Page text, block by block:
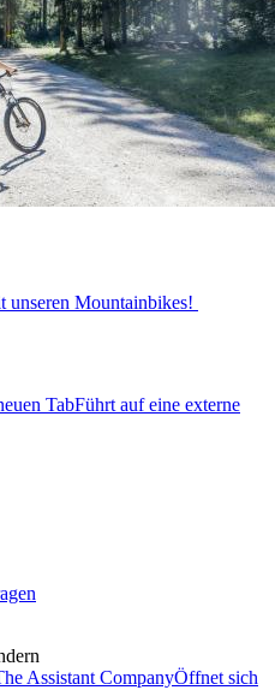
unseren Mountainbikes!
TabFührt auf eine externe
Assistant CompanyÖffnet sich